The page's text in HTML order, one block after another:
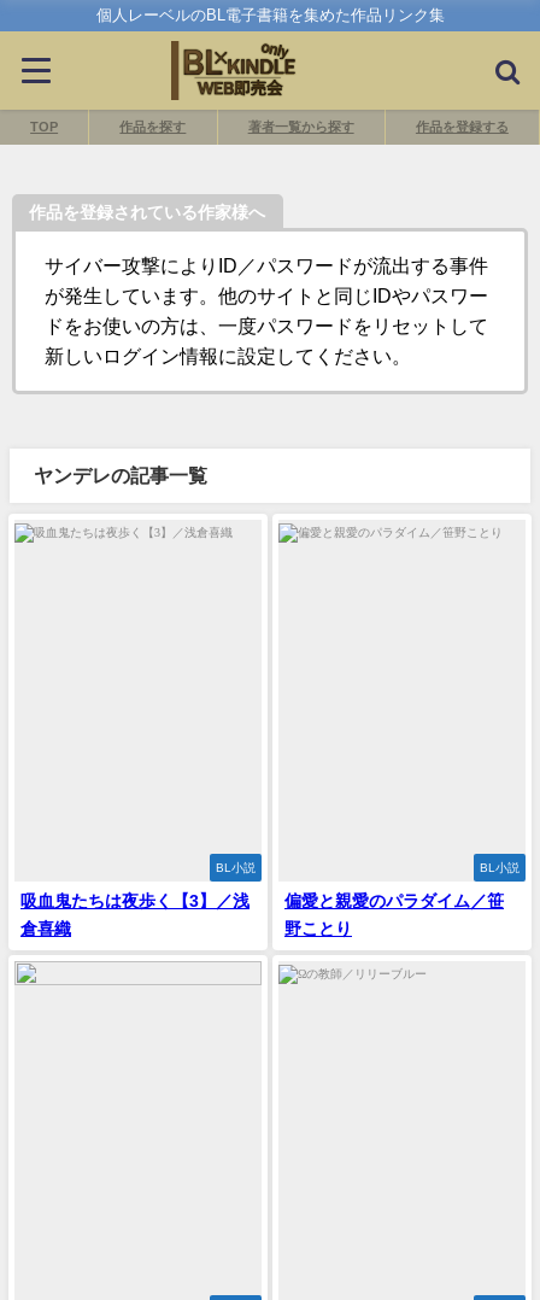
個人レーベルのBL電子書籍を集めた作品リンク集
TOP 作品を探す 著者一覧から探す 作品を登録する
作品を登録されている作家様へ
サイバー攻撃によりID／パスワードが流出する事件
が発生しています。他のサイトと同じIDやパスワー
ドをお使いの方は、一度パスワードをリセットして
新しいログイン情報に設定してください。
ヤンデレの記事一覧
BL小説
吸血鬼たちは夜歩く【3】／浅
倉喜織
BL小説
偏愛と親愛のパラダイム／笹
野ことり